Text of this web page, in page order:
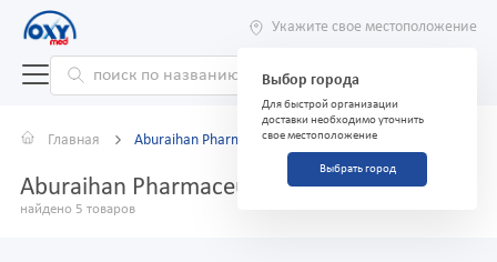
Укажите свое местоположение
Выбор города
Для быстрой организации
доставки необходимо уточнить
свое местоположение
Выбрать город
Главная Aburaihan Pharmaceutical Co.
Aburaihan Pharmaceutical Co.
найдено 5 товаров